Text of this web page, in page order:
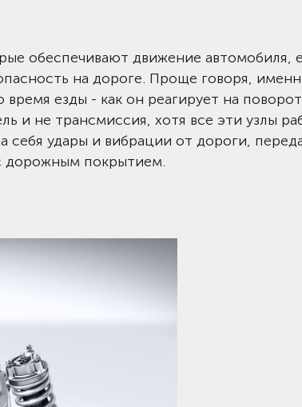
обеспечивают движение автомобиля,
на дороге. Проще говоря,
езды - как он реагирует на
и не трансмиссия, хотя все эти узлы
удары и вибрации от дороги,
дорожным покрытием.